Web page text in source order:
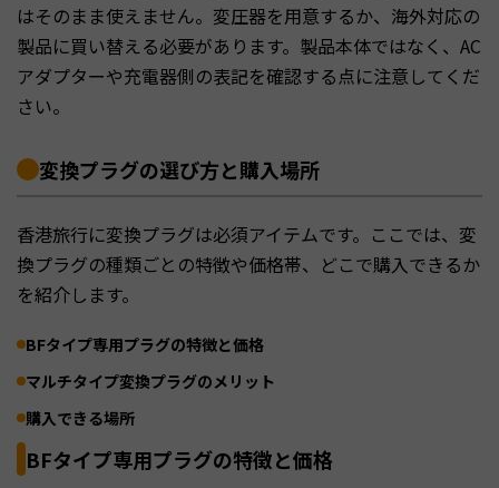
はそのまま使えません。変圧器を用意するか、海外対応の
製品に買い替える必要があります。製品本体ではなく、AC
アダプターや充電器側の表記を確認する点に注意してくだ
さい。
変換プラグの選び方と購入場所
香港旅行に変換プラグは必須アイテムです。ここでは、変
換プラグの種類ごとの特徴や価格帯、どこで購入できるか
を紹介します。
BFタイプ専用プラグの特徴と価格
マルチタイプ変換プラグのメリット
購入できる場所
BFタイプ専用プラグの特徴と価格